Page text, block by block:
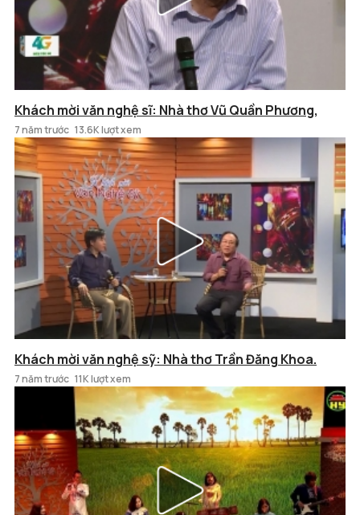
Khách mời văn nghệ sĩ: Nhà thơ Vũ Quần Phương,
7 năm trước 13.6K lượt xem
Khách mời văn nghệ sỹ: Nhà thơ Trần Đăng Khoa.
7 năm trước 11K lượt xem